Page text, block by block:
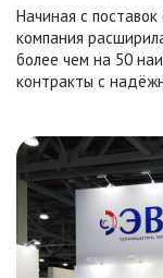
Начиная с
компания
более чем на 50
контракты с